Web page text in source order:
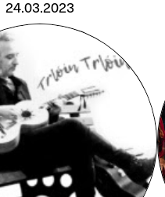
24.03.2023